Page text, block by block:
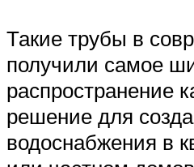
Такие трубы в
получили самое
распространение
решение для
водоснабжения в